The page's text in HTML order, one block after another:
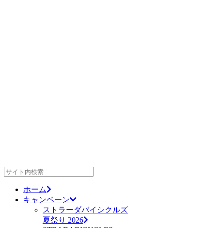
ホーム
キャンペーン
ストラーダバイシクルズ
夏祭り 2026